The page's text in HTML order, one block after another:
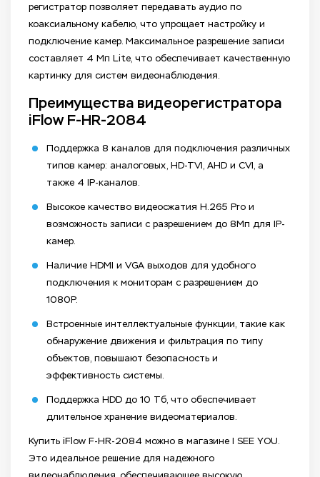
регистратор позволяет передавать аудио по
коаксиальному кабелю, что упрощает настройку и
подключение камер. Максимальное разрешение записи
составляет 4 Мп Lite, что обеспечивает качественную
картинку для систем видеонаблюдения.
Преимущества видеорегистратора
iFlow F-HR-2084
Поддержка 8 каналов для подключения различных
типов камер: аналоговых, HD-TVI, AHD и CVI, а
также 4 IP-каналов.
Высокое качество видеосжатия H.265 Pro и
возможность записи с разрешением до 8Мп для IP-
камер.
Наличие HDMI и VGA выходов для удобного
подключения к мониторам с разрешением до
1080P.
Встроенные интеллектуальные функции, такие как
обнаружение движения и фильтрация по типу
объектов, повышают безопасность и
эффективность системы.
Поддержка HDD до 10 Тб, что обеспечивает
длительное хранение видеоматериалов.
Купить iFlow F-HR-2084 можно в магазине I SEE YOU.
Это идеальное решение для надежного